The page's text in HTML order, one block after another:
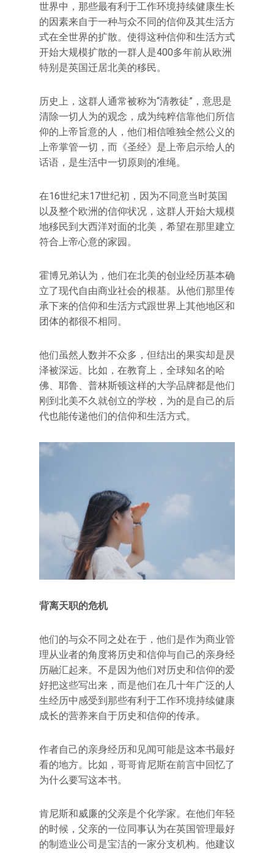
世界中，那些最有利于工作环境持续健康生长
的因素来自于一种与众不同的信仰及其生活方
式在全世界的扩散。使得这种信仰和生活方式
开始大规模扩散的一群人是400多年前从欧洲
特别是英国迁居北美的移民。
历史上，这群人通常被称为“清教徒”，意思是
清除一切人为的观念，成为纯粹信靠他们所信
仰的上帝旨意的人，他们相信唯独全然公义的
上帝掌管一切，而《圣经》是上帝启示给人的
话语，是生活中一切原则的准绳。
在16世纪末17世纪初，因为不同意当时英国
以及整个欧洲的信仰状况，这群人开始大规模
地移民到大西洋对面的北美，希望在那里建立
符合上帝心意的家园。
霍博兄弟认为，他们在北美的创业经历基本确
立了现代自由商业社会的根基。从他们那里传
承下来的信仰和生活方式跟世界上其他地区和
团体的都很不相同。
他们虽然人数并不众多，但结出的果实却是昃
泽被深远。比如，在教育上，全球知名的哈
佛、耶鲁、普林斯顿这样的大学品牌都是他们
刚到北美不久就创立的学校，为的是自己的后
代也能传递他们的信仰和生活方式。
背离天职的危机
他们的与众不同之处在于，他们是作为商业管
理从业者的角度将历史和信仰与自己的亲身经
历融汇起来。不是因为他们对历史和信仰的爱
好把这些写出来，而是他们在几十年广泛的人
生经历中感受到那些有利于工作环境持续健康
成长的营养来自于历史和信仰的传承。
作者自己的亲身经历和见闻可能是这本书最好
看的地方。比如，哥哥肯尼斯在前言中回忆了
为什么要写这本书。
肯尼斯和威廉的父亲是个化学家。在他们年轻
的时候，父亲的一位同事认为在英国管理最好
的制造业公司是宝洁的一家分支机构。他建议